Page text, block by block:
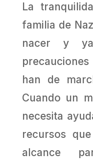
La
familia de
nacer y
han de
Cuando un
necesita
recursos
alcance